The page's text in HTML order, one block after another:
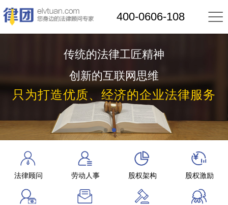
400-0606-108 
传统的法律工匠精神
创新的互联网思维
只为打造优质、经济的企业法律服务
法律顾问 劳动人事 股权架构 股权激励